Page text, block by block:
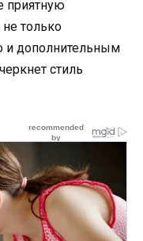
приятную
только
и дополнительным
стиль